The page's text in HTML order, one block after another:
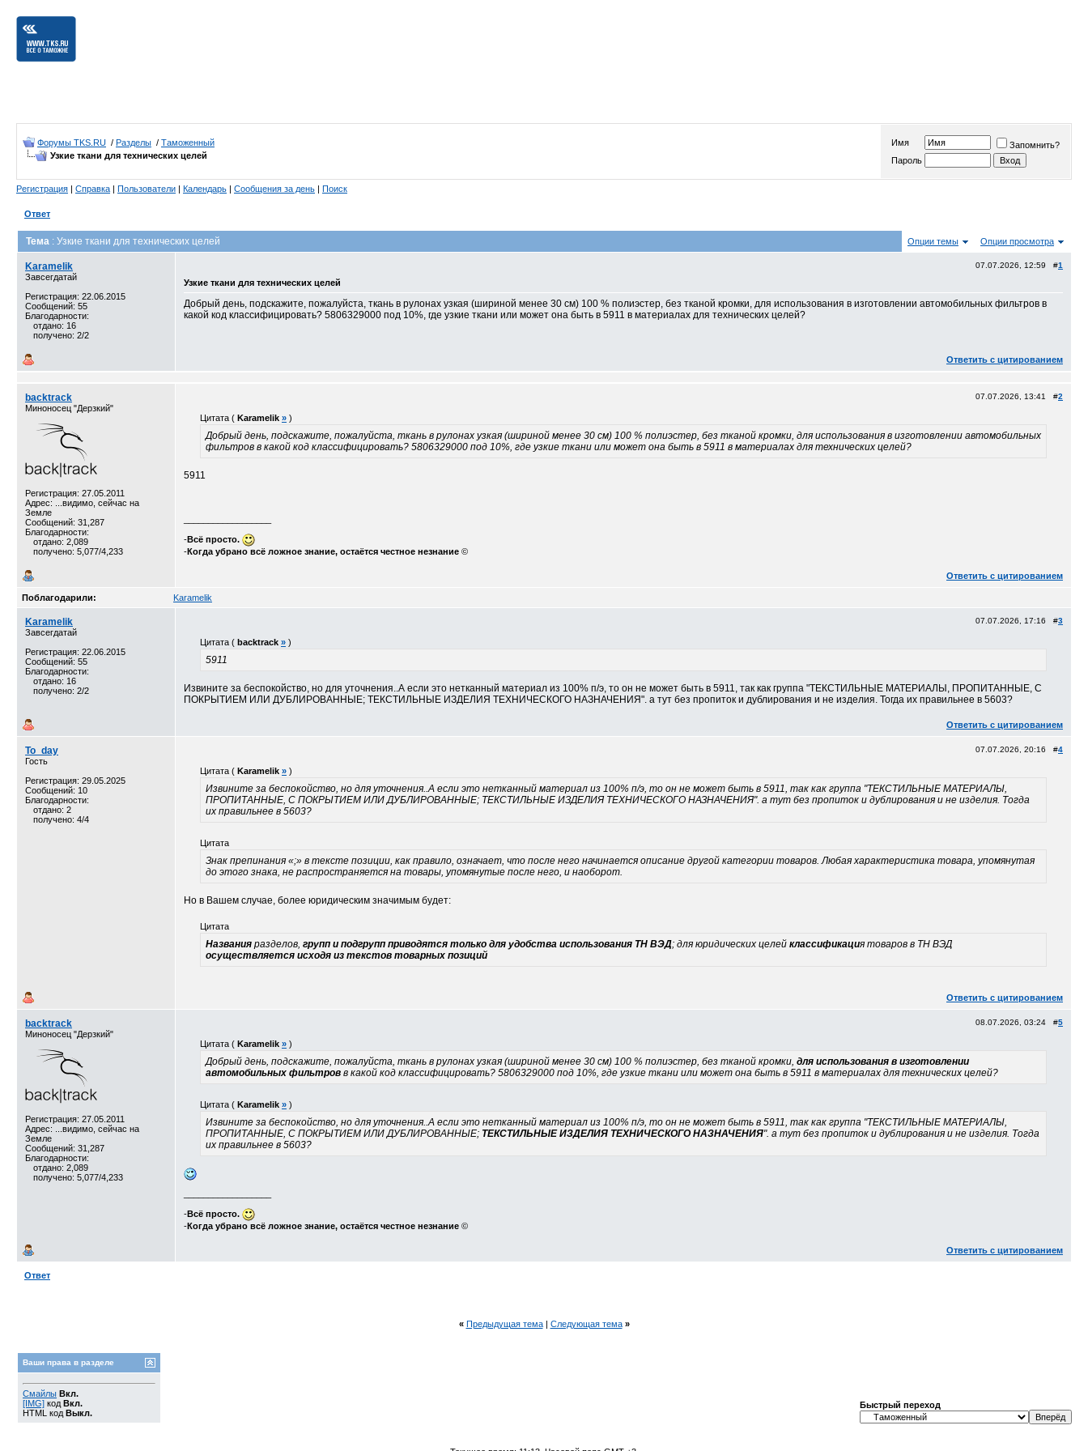
Форумы TKS.RU / Разделы / Таможенный
Узкие ткани для технических целей
Имя
Запомнить?
Пароль
Регистрация | Справка | Пользователи | Календарь | Сообщения за день | Поиск
Ответ
Тема : Узкие ткани для технических целей Опции темы Опции просмотра
Karamelik
Завсегдатай
Регистрация: 22.06.2015
Сообщений: 55
Благодарности:
отдано: 16
получено: 2/2
07.07.2026, 12:59 #1
Узкие ткани для технических целей
Добрый день, подскажите, пожалуйста, ткань в рулонах узкая (шириной менее 30 см) 100 % полиэстер, без тканой кромки, для использования в изготовлении автомобильных фильтров в
какой код классифицировать? 5806329000 под 10%, где узкие ткани или может она быть в 5911 в материалах для технических целей?
Ответить с цитированием
backtrack
Миноносец "Дерзкий"
Регистрация: 27.05.2011
Адрес: ...видимо, сейчас на
Земле
Сообщений: 31,287
Благодарности:
отдано: 2,089
получено: 5,077/4,233
07.07.2026, 13:41 #2
Цитата ( Karamelik » )
Добрый день, подскажите, пожалуйста, ткань в рулонах узкая (шириной менее 30 см) 100 % полиэстер, без тканой кромки, для использования в изготовлении автомобильных
фильтров в какой код классифицировать? 5806329000 под 10%, где узкие ткани или может она быть в 5911 в материалах для технических целей?
5911
-Всё просто.
-Когда убрано всё ложное знание, остаётся честное незнание ©
Ответить с цитированием
Поблагодарили: Karamelik
Karamelik
Завсегдатай
Регистрация: 22.06.2015
Сообщений: 55
Благодарности:
отдано: 16
получено: 2/2
07.07.2026, 17:16 #3
Цитата ( backtrack » )
5911
Извините за беспокойство, но для уточнения..А если это нетканный материал из 100% п/э, то он не может быть в 5911, так как группа "ТЕКСТИЛЬНЫЕ МАТЕРИАЛЫ, ПРОПИТАННЫЕ, С
ПОКРЫТИЕМ ИЛИ ДУБЛИРОВАННЫЕ; ТЕКСТИЛЬНЫЕ ИЗДЕЛИЯ ТЕХНИЧЕСКОГО НАЗНАЧЕНИЯ". а тут без пропиток и дублирования и не изделия. Тогда их правильнее в 5603?
Ответить с цитированием
To_day
Гость
Регистрация: 29.05.2025
Сообщений: 10
Благодарности:
отдано: 2
получено: 4/4
07.07.2026, 20:16 #4
Цитата ( Karamelik » )
Извините за беспокойство, но для уточнения..А если это нетканный материал из 100% п/э, то он не может быть в 5911, так как группа "ТЕКСТИЛЬНЫЕ МАТЕРИАЛЫ,
ПРОПИТАННЫЕ, С ПОКРЫТИЕМ ИЛИ ДУБЛИРОВАННЫЕ; ТЕКСТИЛЬНЫЕ ИЗДЕЛИЯ ТЕХНИЧЕСКОГО НАЗНАЧЕНИЯ". а тут без пропиток и дублирования и не изделия. Тогда
их правильнее в 5603?
Цитата
Знак препинания «;» в тексте позиции, как правило, означает, что после него начинается описание другой категории товаров. Любая характеристика товара, упомянутая
до этого знака, не распространяется на товары, упомянутые после него, и наоборот.
Но в Вашем случае, более юридическим значимым будет:
Цитата
Названия разделов, групп и подгрупп приводятся только для удобства использования ТН ВЭД; для юридических целей классификация товаров в ТН ВЭД
осуществляется исходя из текстов товарных позиций
Ответить с цитированием
backtrack
Миноносец "Дерзкий"
Регистрация: 27.05.2011
Адрес: ...видимо, сейчас на
Земле
Сообщений: 31,287
Благодарности:
отдано: 2,089
получено: 5,077/4,233
08.07.2026, 03:24 #5
Цитата ( Karamelik » )
Добрый день, подскажите, пожалуйста, ткань в рулонах узкая (шириной менее 30 см) 100 % полиэстер, без тканой кромки, для использования в изготовлении
автомобильных фильтров в какой код классифицировать? 5806329000 под 10%, где узкие ткани или может она быть в 5911 в материалах для технических целей?
Цитата ( Karamelik » )
Извините за беспокойство, но для уточнения..А если это нетканный материал из 100% п/э, то он не может быть в 5911, так как группа "ТЕКСТИЛЬНЫЕ МАТЕРИАЛЫ,
ПРОПИТАННЫЕ, С ПОКРЫТИЕМ ИЛИ ДУБЛИРОВАННЫЕ; ТЕКСТИЛЬНЫЕ ИЗДЕЛИЯ ТЕХНИЧЕСКОГО НАЗНАЧЕНИЯ". а тут без пропиток и дублирования и не изделия. Тогда
их правильнее в 5603?
-Всё просто.
-Когда убрано всё ложное знание, остаётся честное незнание ©
Ответить с цитированием
Ответ
« Предыдущая тема| Следующая тема »
Ваши права в разделе
Смайлы Вкл.
[IMG] код Вкл.
HTML код Выкл.
Быстрый переход